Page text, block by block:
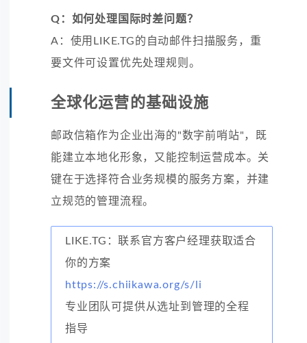
Q：如何处理国际时差问题？
A：使用LIKE.TG的自动邮件扫描服务，重
要文件可设置优先处理规则。
全球化运营的基础设施
邮政信箱作为企业出海的"数字前哨站"，既
能建立本地化形象，又能控制运营成本。关
键在于选择符合业务规模的服务方案，并建
立规范的管理流程。
LIKE.TG：联系官方客户经理获取适合
你的方案
https://s.chiikawa.org/s/li
专业团队可提供从选址到管理的全程
指导